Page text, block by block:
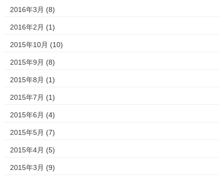
2016年3月 (8)
2016年2月 (1)
2015年10月 (10)
2015年9月 (8)
2015年8月 (1)
2015年7月 (1)
2015年6月 (4)
2015年5月 (7)
2015年4月 (5)
2015年3月 (9)